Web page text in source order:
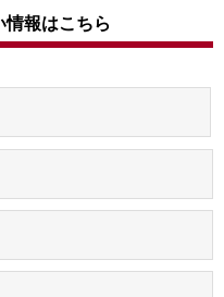
報はこちら